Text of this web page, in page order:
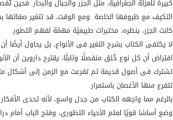
كبيرة للعزلة الجغرافية، مثل الجزر والجبال والبحار.
التكيف مع ظروفها الخاصة. ومع الوقت، قد تتغير صفاتها
كانت الجزر، بنظره، مختبرات طبيعيًة مهمًة لفهم التطور.
لا يكتفى الكتاب بشرح التغير فى الأنواع، بل يحاول أيضًا
افتراض أن كل نوع خُلق منفصلًا وثابتًا، يقترح داروين أن
تشترك فى أصول قديمة ثم تفرعت مع الزمن إلى أشكال
تتفرع منها الأغصان باستمرار.
بالرغم مما واجهه الكتاب من جدل واسع، لأنه تحدى الأفكار
وضع أساسًا قويًا لعلم الأحياء التطورى، وفتح الباب أمام